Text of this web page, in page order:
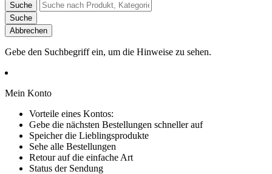
Suche
Suche
Abbrechen
Gebe den Suchbegriff ein, um die Hinweise zu sehen.
Mein Konto
Vorteile eines Kontos:
Gebe die nächsten Bestellungen schneller auf
Speicher die Lieblingsprodukte
Sehe alle Bestellungen
Retour auf die einfache Art
Status der Sendung